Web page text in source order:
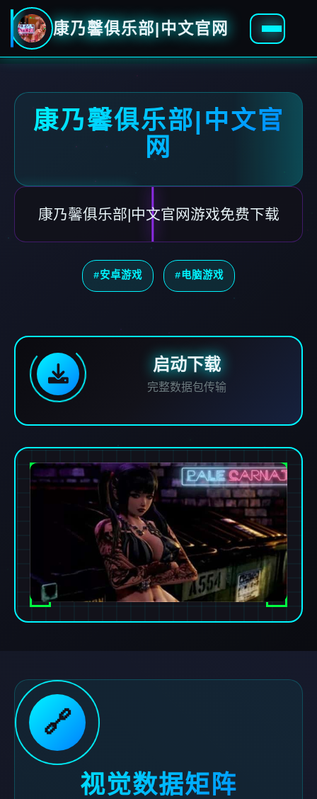
康乃馨俱乐部|中文官网
康乃馨俱乐部|中文官
网
康乃馨俱乐部|中文官网游戏免费下载
#安卓游戏 #电脑游戏
启动下载
完整数据包传输
🔗
视觉数据矩阵